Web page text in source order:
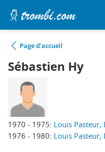
Page d'accueil
Sébastien Hy
1970 - 1975: Louis Pasteur,
1976 - 1980: Louis Pasteur,